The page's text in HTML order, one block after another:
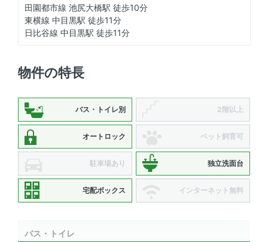
田園都市線 池尻大橋駅 徒歩10分
東横線 中目黒駅 徒歩11分
日比谷線 中目黒駅 徒歩11分
物件の特長
バス・トイレ別 2階以上
オートロック ペット飼育可
駐車場あり 独立洗面台
宅配ボックス インターネット無料
バス・トイレ